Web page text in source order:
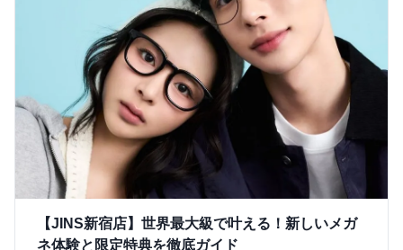
【JINS新宿店】世界最大級で叶える！新しいメガ
ネ体験と限定特典を徹底ガイド